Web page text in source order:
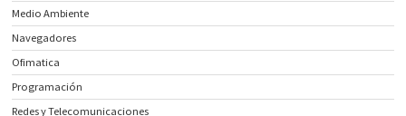
Medio Ambiente
Navegadores
Ofimatica
Programación
Redes y Telecomunicaciones